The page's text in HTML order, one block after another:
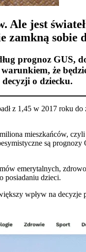
Ale jest
zamkną
prognoz GUS,
że
o dziecku.
z 1,45 w 2017 roku
mieszkańców,
są
emerytalnych,
posiadaniu dzieci.
wpływ na